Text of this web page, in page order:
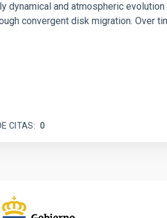
dynamical and atmospheric
convergent disk migration. Over
CITAS 0